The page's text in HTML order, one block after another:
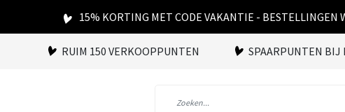
15% KORTING MET CODE VAKANTIE - BESTELLINGEN
RUIM 150 VERKOOPPUNTEN SPAARPUNTEN BIJ